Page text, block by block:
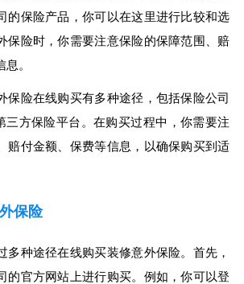
的保险产品，你可以在这里进行比较和选
保险时，你需要注意保险的保障范围、赔
。
保险在线购买有多种途径，包括保险公司
三方保险平台。在购买过程中，你需要注
赔付金额、保费等信息，以确保购买到适
保险
多种途径在线购买装修意外保险。首先，
的官方网站上进行购买。例如，你可以登